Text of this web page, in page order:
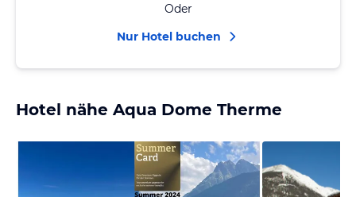
Oder
Nur Hotel buchen
Hotel nähe Aqua Dome Therme